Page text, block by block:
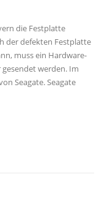
die Festplatte
der defekten Festplatte
muss ein Hardware-
werden. Im
Seagate. Seagate